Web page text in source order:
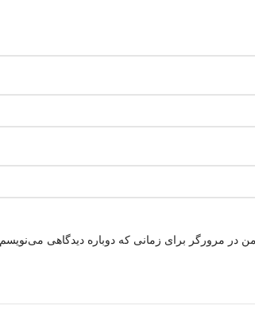
در مرورگر برای زمانی که دوباره دیدگاهی می‌نویسم.